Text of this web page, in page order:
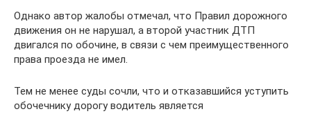
Однако автор жалобы отмечал, что Правил дорожного
движения он не нарушал, а второй участник ДТП
двигался по обочине, в связи с чем преимущественного
права проезда не имел.
Тем не менее суды сочли, что и отказавшийся уступить
обочечнику дорогу водитель является